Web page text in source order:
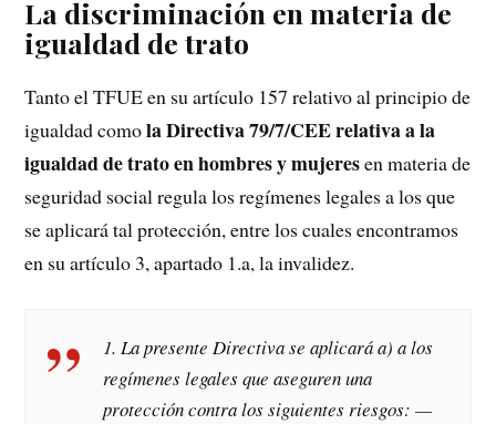
La discriminación en materia de
igualdad de trato
Tanto el TFUE en su artículo 157 relativo al principio de
igualdad comola Directiva 79/7/CEErelativa a la
igualdad de trato en hombres y mujeresen materia de
seguridad social regula los regímenes legales a los que
se aplicará tal protección, entre los cuales encontramos
en su artículo 3, apartado 1.a, la invalidez.
1. La presente Directiva se aplicará a) a los
regímenes legales que aseguren una
protección contra los siguientes riesgos: —